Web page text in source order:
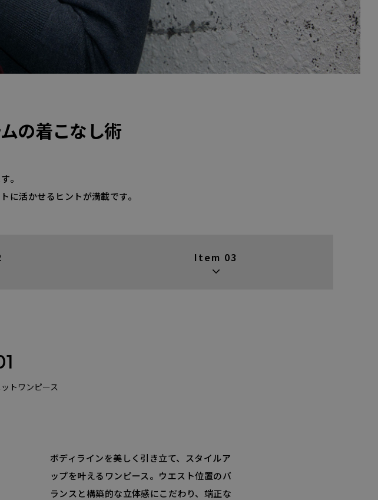
の着こなし術
。
に活かせるヒントが満載です。
Item 03
トワンピース
ボディラインを美しく引き立て、スタイルア
ップを叶えるワンピース。ウエスト位置のバ
ランスと構築的な立体感にこだわり、端正な